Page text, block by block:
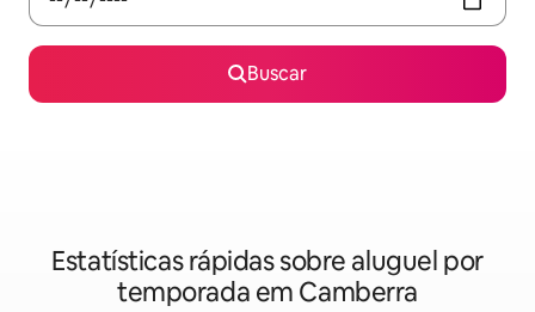
Buscar
Estatísticas rápidas sobre aluguel por
temporada em Camberra